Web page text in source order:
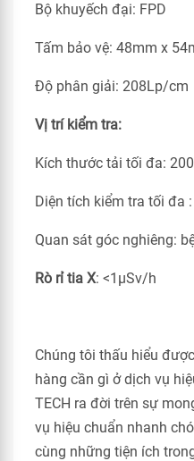
Bộ khuyếch đại: FPD
Tấm bảo vệ: 48mm x
Độ phân giải: 208Lp/cm
Vị trí kiểm tra:
Kích thước tải tối đa:
Diện tích kiểm tra tối đa
Quan sát góc nghiêng:
Rò rỉ tia X: <1μSv/h
Chúng tôi thấu hiểu
hàng cần gì ở dịch vụ
TECH ra đời trên sự
vụ hiệu chuẩn nhanh
cùng những tiện ích